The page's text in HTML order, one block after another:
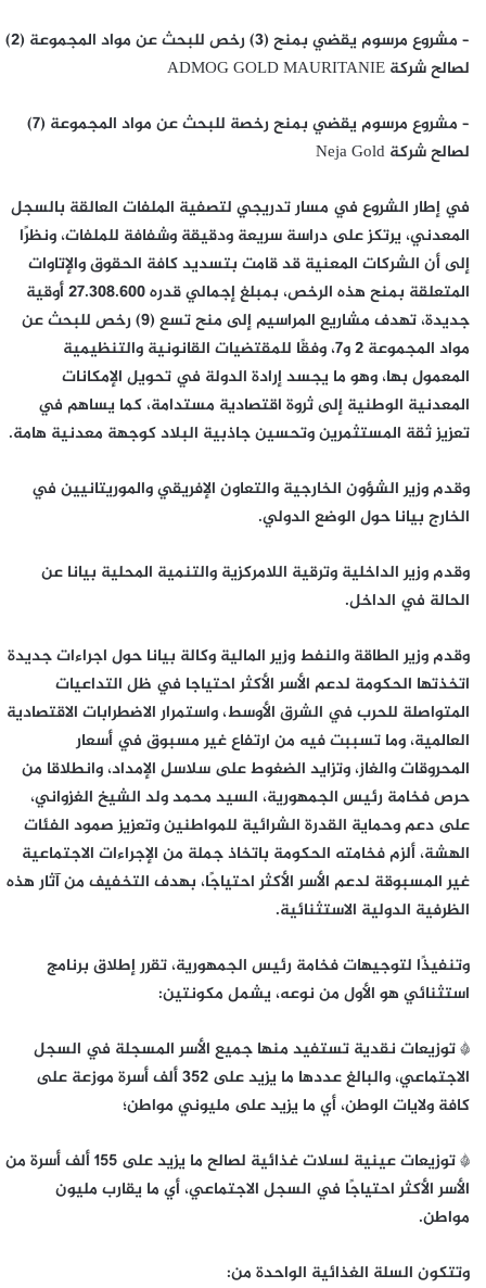
– مشروع مرسوم يقضي بمنح (3) رخص للبحث عن مواد المجموعة (2)
لصالح شركة ADMOG GOLD MAURITANIE
– مشروع مرسوم يقضي بمنح رخصة للبحث عن مواد المجموعة (7)
لصالح شركة Neja Gold
في إطار الشروع في مسار تدريجي لتصفية الملفات العالقة بالسجل
المعدني، يرتكز على دراسة سريعة ودقيقة وشفافة للملفات، ونظرًا
إلى أن الشركات المعنية قد قامت بتسديد كافة الحقوق والإتاوات
المتعلقة بمنح هذه الرخص، بمبلغ إجمالي قدره 27.308.600 أوقية
جديدة، تهدف مشاريع المراسيم إلى منح تسع (9) رخص للبحث عن
مواد المجموعة 2 و7، وفقًا للمقتضيات القانونية والتنظيمية
المعمول بها، وهو ما يجسد إرادة الدولة في تحويل الإمكانات
المعدنية الوطنية إلى ثروة اقتصادية مستدامة، كما يساهم في
تعزيز ثقة المستثمرين وتحسين جاذبية البلاد كوجهة معدنية هامة.
وقدم وزير الشؤون الخارجية والتعاون الإفريقي والموريتانيين في
الخارج بيانا حول الوضع الدولي.
وقدم وزير الداخلية وترقية اللامركزية والتنمية المحلية بيانا عن
الحالة في الداخل.
وقدم وزير الطاقة والنفط وزير المالية وكالة بيانا حول اجراءات جديدة
اتخذتها الحكومة لدعم الأسر الأكثر احتياجا في ظل التداعيات
المتواصلة للحرب في الشرق الأوسط، واستمرار الاضطرابات الاقتصادية
العالمية، وما تسببت فيه من ارتفاع غير مسبوق في أسعار
المحروقات والغاز، وتزايد الضغوط على سلاسل الإمداد، وانطلاقا من
حرص فخامة رئيس الجمهورية، السيد محمد ولد الشيخ الغزواني،
على دعم وحماية القدرة الشرائية للمواطنين وتعزيز صمود الفئات
الهشة، ألزم فخامته الحكومة باتخاذ جملة من الإجراءات الاجتماعية
غير المسبوقة لدعم الأسر الأكثر احتياجًا، بهدف التخفيف من آثار هذه
الظرفية الدولية الاستثنائية.
وتنفيذًا لتوجيهات فخامة رئيس الجمهورية، تقرر إطلاق برنامج
استثنائي هو الأول من نوعه، يشمل مكونتين:
* توزيعات نقدية تستفيد منها جميع الأسر المسجلة في السجل
الاجتماعي، والبالغ عددها ما يزيد على 352 ألف أسرة موزعة على
كافة ولايات الوطن، أي ما يزيد على مليوني مواطن؛
* توزيعات عينية لسلات غذائية لصالح ما يزيد على 155 ألف أسرة من
الأسر الأكثر احتياجًا في السجل الاجتماعي، أي ما يقارب مليون
مواطن.
وتتكون السلة الغذائية الواحدة من: